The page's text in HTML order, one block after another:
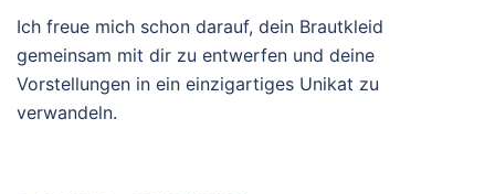
Ich freue mich schon darauf, dein Brautkleid
gemeinsam mit dir zu entwerfen und deine
Vorstellungen in ein einzigartiges Unikat zu
verwandeln.